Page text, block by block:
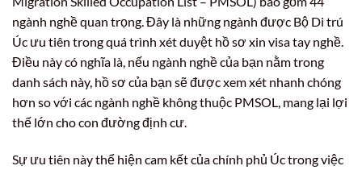
ngành nghề quan trọng. Đây là những ngành được Bộ Di trú
Úc ưu tiên trong quá trình xét duyệt hồ sơ xin visa tay nghề.
Điều này có nghĩa là, nếu ngành nghề của bạn nằm trong
danh sách này, hồ sơ của bạn sẽ được xem xét nhanh chóng
hơn so với các ngành nghề không thuộc PMSOL, mang lại lợi
thế lớn cho con đường định cư.
Sự ưu tiên này thể hiện cam kết của chính phủ Úc trong việc